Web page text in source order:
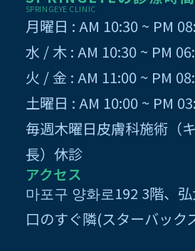
SPRINGEYE CLINIC
月曜日 : AM 10:30 ~ PM
水 / 木 : AM 10:30 ~ PM
火 / 金 : AM 11:00 ~ PM
土曜日 : AM 10:00 ~ PM
毎週木曜日皮膚科施術（
長）休診
アクセス
마포구 양화로192 3階、
口のすぐ隣(スターバック